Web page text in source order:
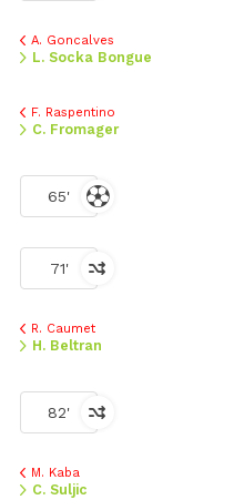
A. Goncalves
L. Socka Bongue
F. Raspentino
C. Fromager
65'
71'
R. Caumet
H. Beltran
82'
M. Kaba
C. Suljic